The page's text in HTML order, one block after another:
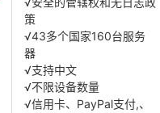
策
√43多个国家160台服务
器
√支持中文
√不限设备数量
√信用卡、PayPal支付,、